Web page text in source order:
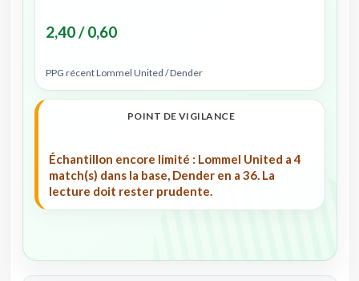
2,40 / 0,60
PPG récent Lommel United / Dender
POINT DE VIGILANCE
Échantillon encore limité : Lommel United a 4
match(s) dans la base, Dender en a 36. La
lecture doit rester prudente.